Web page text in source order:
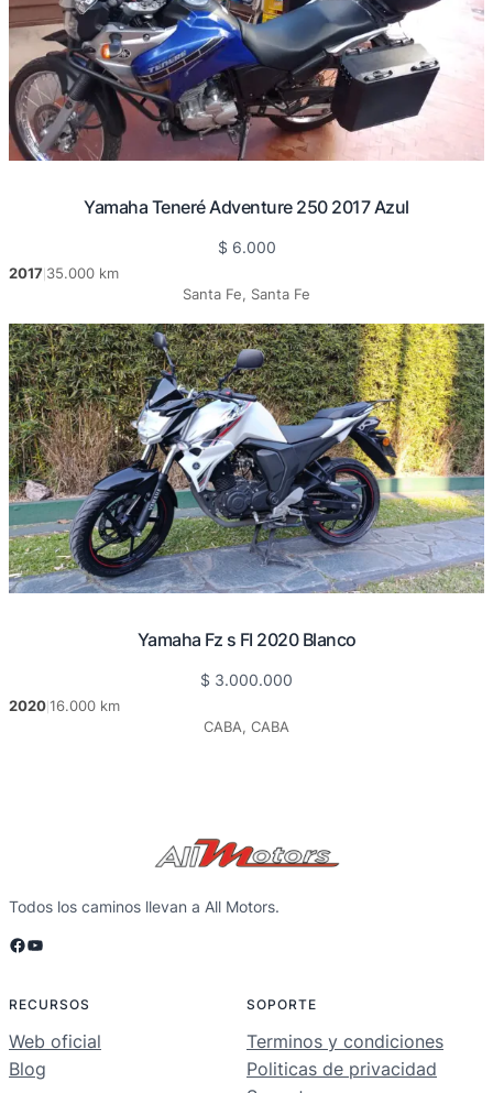
Yamaha Teneré Adventure 250 2017 Azul
$ 6.000
2017 35.000 km
Santa Fe, Santa Fe
Yamaha Fz s FI 2020 Blanco
$ 3.000.000
202016.000 km
CABA, CABA
Todos los caminos llevan a All Motors.
Facebook YouTube
RECURSOS
Web oficial
Blog
SOPORTE
Terminos y condiciones
Politicas de privacidad